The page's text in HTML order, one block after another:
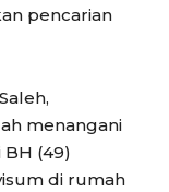
pencarian
menangani
(49)
di rumah